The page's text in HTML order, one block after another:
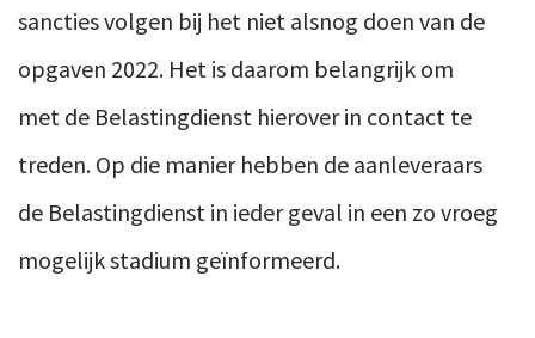
sancties volgen bij het niet alsnog doen van de
opgaven 2022. Het is daarom belangrijk om
met de Belastingdienst hierover in contact te
treden. Op die manier hebben de aanleveraars
de Belastingdienst in ieder geval in een zo vroeg
mogelijk stadium geïnformeerd.